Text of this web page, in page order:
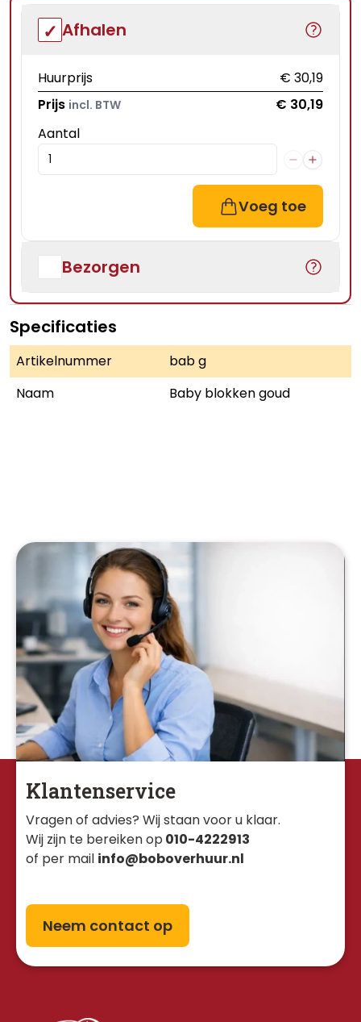
Afhalen
Huurprijs
€ 30,19
Prijs incl. BTW
€ 30,19
Aantal
Voeg toe
Bezorgen
Specificaties
Artikelnummer
bab g
Naam
Baby blokken goud
Klantenservice
Vragen of advies? Wij staan voor u klaar.
Wij zijn te bereiken op 010-4222913
of per mail info@boboverhuur.nl
Neem contact op